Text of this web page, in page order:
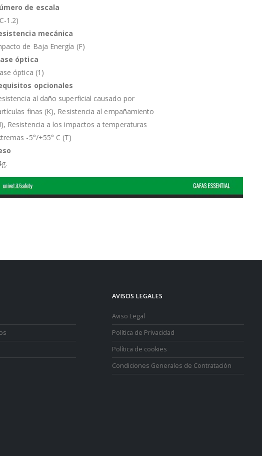
de escala
1.2)
mecánica
de Baja Energía (F)
óptica
óptica (1)
opcionales
al daño superficial causado por
finas (K), Resistencia al empañamiento
Resistencia a los impactos a temperaturas
-5°/+55° C (T)
AVISOS LEGALES
Aviso Legal
Política de Privacidad
Política de cookies
Condiciones Generales de Contratación